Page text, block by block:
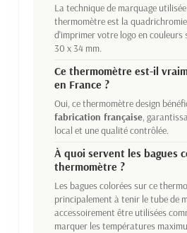
La technique de marquage
thermomètre est la
d'imprimer votre logo en couleurs
30 x 34 mm.
Ce thermomètre est-il
en France ?
Oui, ce thermomètre design
fabrication française,
local et une qualité contrôlée.
À quoi servent les bagues
thermomètre ?
Les bagues colorées sur ce
principalement à tenir le tube de
accessoirement être utilisées
marquer les températures